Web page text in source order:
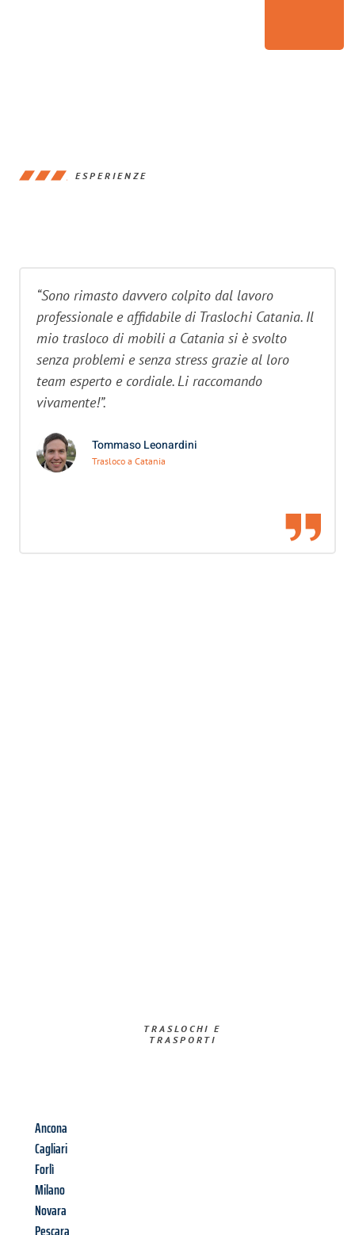
ESPERIENZE
“Sono rimasto davvero colpito dal lavoro
professionale e affidabile di Traslochi Catania. Il
mio trasloco di mobili a Catania si è svolto
senza problemi e senza stress grazie al loro
team esperto e cordiale. Li raccomando
vivamente!”.
Tommaso Leonardini
Trasloco a Catania
TRASLOCHI E
TRASPORTI​
Ancona
Cagliari
Forlì
Milano
Novara